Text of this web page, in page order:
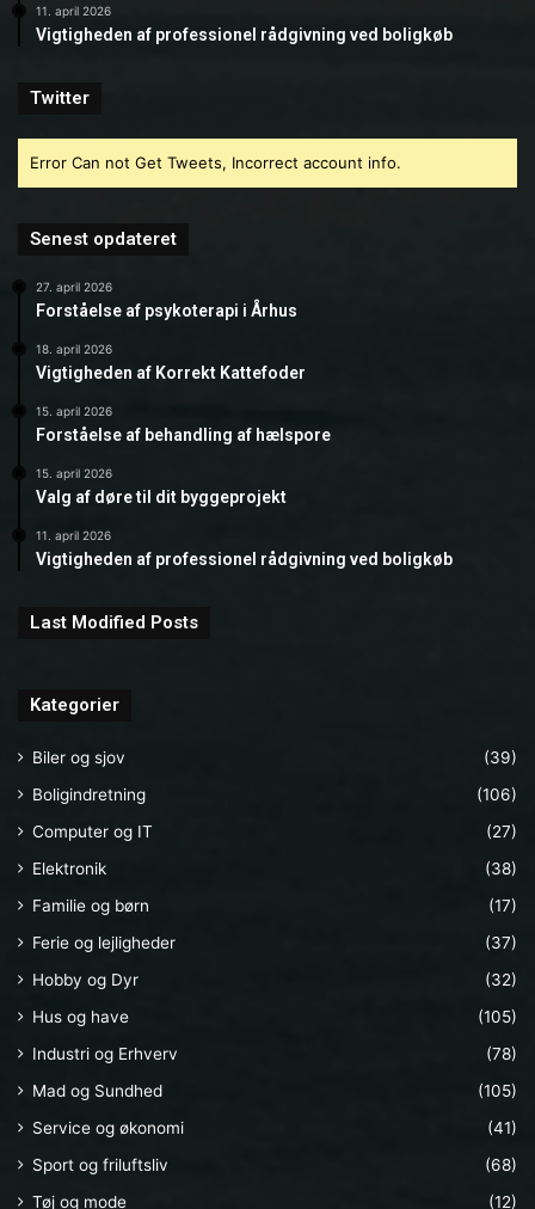
11. april 2026
Vigtigheden af professionel rådgivning ved boligkøb
Twitter
Error Can not Get Tweets, Incorrect account info.
Senest opdateret
27. april 2026
Forståelse af psykoterapi i Århus
18. april 2026
Vigtigheden af Korrekt Kattefoder
15. april 2026
Forståelse af behandling af hælspore
15. april 2026
Valg af døre til dit byggeprojekt
11. april 2026
Vigtigheden af professionel rådgivning ved boligkøb
Last Modified Posts
Kategorier
Biler og sjov
(39)
Boligindretning
(106)
Computer og IT
(27)
Elektronik
(38)
Familie og børn
(17)
Ferie og lejligheder
(37)
Hobby og Dyr
(32)
Hus og have
(105)
Industri og Erhverv
(78)
Mad og Sundhed
(105)
Service og økonomi
(41)
Sport og friluftsliv
(68)
Tøj og mode
(12)